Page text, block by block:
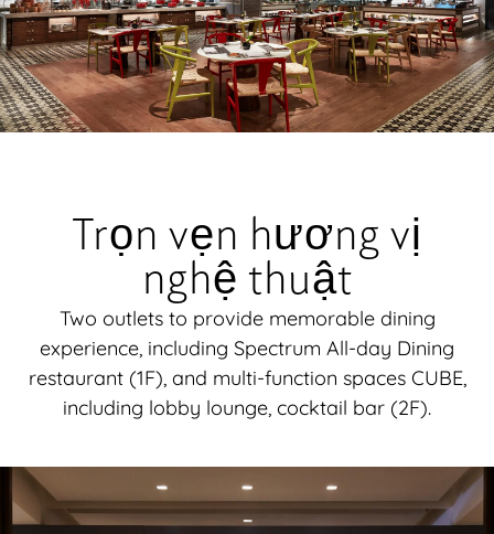
Trọn vẹn hương vị
nghệ thuật
Two outlets to provide memorable dining
experience, including Spectrum All-day Dining
restaurant (1F), and multi-function spaces CUBE,
including lobby lounge, cocktail bar (2F).